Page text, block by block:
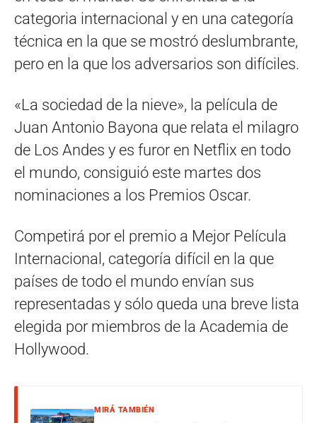
categoria internacional y en una categoría
técnica en la que se mostró deslumbrante,
pero en la que los adversarios son difíciles.
«La sociedad de la nieve», la película de
Juan Antonio Bayona que relata el milagro
de Los Andes y es furor en Netflix en todo
el mundo, consiguió este martes dos
nominaciones a los Premios Oscar.
Competirá por el premio a Mejor Película
Internacional, categoría difícil en la que
países de todo el mundo envían sus
representadas y sólo queda una breve lista
elegida por miembros de la Academia de
Hollywood.
MIRÁ TAMBIÉN